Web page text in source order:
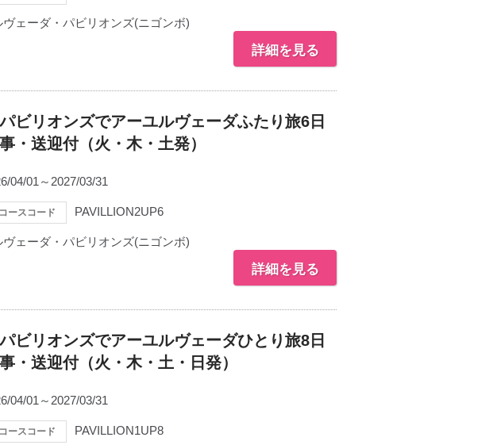
ェーダ・パビリオンズ(ニゴンボ)
詳細を見る
ビリオンズでアーユルヴェーダふたり旅6日
・送迎付（火・木・土発）
04/01～2027/03/31
コースコード PAVILLION2UP6
ェーダ・パビリオンズ(ニゴンボ)
詳細を見る
ビリオンズでアーユルヴェーダひとり旅8日
・送迎付（火・木・土・日発）
04/01～2027/03/31
コースコード PAVILLION1UP8